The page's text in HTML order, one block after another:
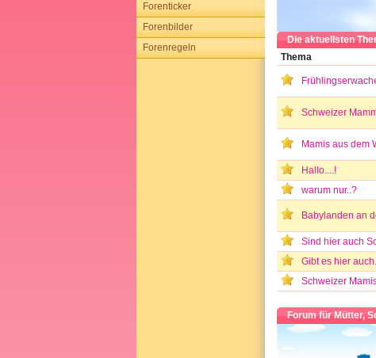
Forenticker
Forenbilder
Forenregeln
Die aktuellsten
Thema
Schweizer
Mamis aus dem
Hallo....!
warum nur..?
Babylanden an
Sind hier auch
Gibt es hier auch...
Schweizer
Forum für Mütter,